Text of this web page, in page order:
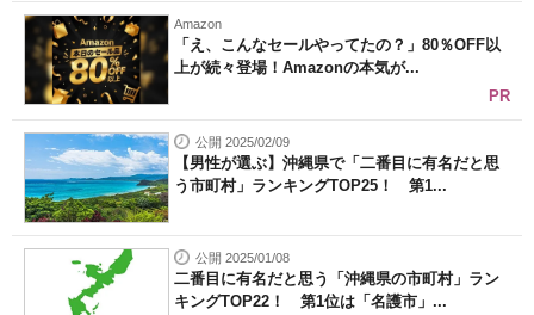
Amazon
「え、こんなセールやってたの？」80％OFF以
上が続々登場！Amazonの本気が...
PR
公開 2025/02/09
【男性が選ぶ】沖縄県で「二番目に有名だと思
う市町村」ランキングTOP25！ 第1...
公開 2025/01/08
二番目に有名だと思う「沖縄県の市町村」ラン
キングTOP22！ 第1位は「名護市」...